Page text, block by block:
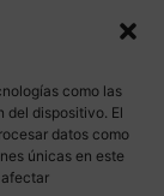
como las
del dispositivo. El
datos como
únicas en este